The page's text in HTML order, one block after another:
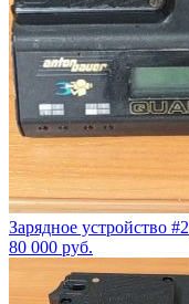
Зарядное устройство #2
80 000 руб.